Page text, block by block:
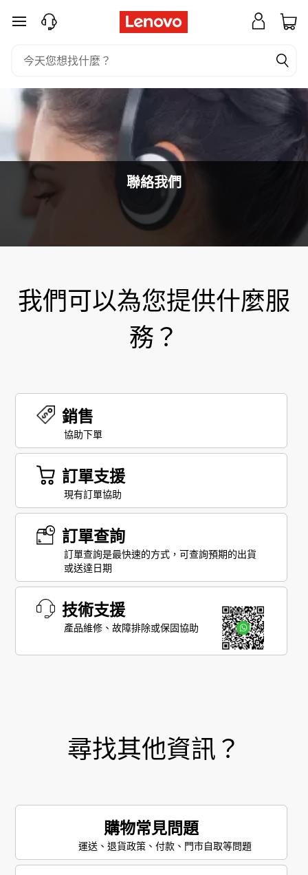
聯
我
們
跳至主要內容
聯絡我們
我們可以為您提供什麼服
務？
銷售
協助下單
訂單支援
現有訂單協助
訂單查詢
訂單查詢是最快速的方式，可查詢預期的出貨
或送達日期
技術支援
產品維修、故障排除或保固協助
尋找其他資訊？
購物常見問題
運送、退貨政策、付款、門市自取等問題